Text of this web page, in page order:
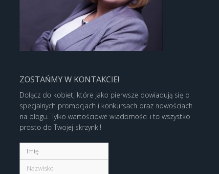
ZOSTAŃMY W KONTAKCIE!
Dołącz do kobiet, które jako pierwsze dowiadują się o
specjalnych promocjach i konkursach oraz nowościach
na blogu. Tylko wartościowe wiadomości i to wszystko
prosto do Twojej skrzynki!